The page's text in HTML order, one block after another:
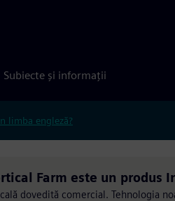
Subiecte și informații
limba engleză?
Farm este un produs
dovedită comercial. Tehnologia